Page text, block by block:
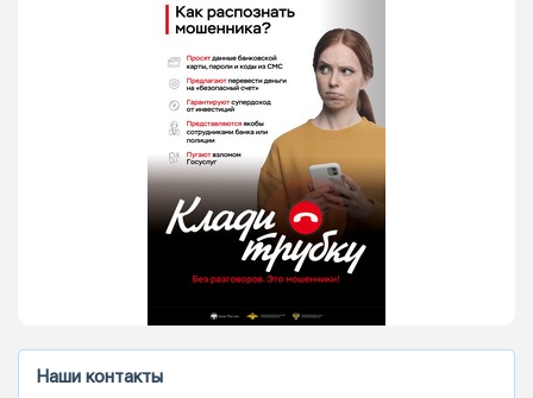
Наши контакты